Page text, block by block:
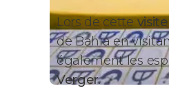
Lors de cettevisite
de Bahia en
également les
Verger.